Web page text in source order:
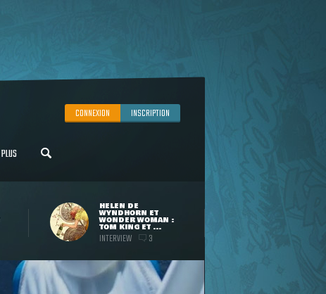
CONNEXION INSCRIPTION
PLUS
HELEN DE
WYNDHORN ET
WONDER WOMAN :
TOM KING ET ...
INTERVIEW 3